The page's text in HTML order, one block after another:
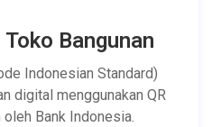
Bangunan
Indonesian Standard)
digital menggunakan QR
Bank Indonesia.